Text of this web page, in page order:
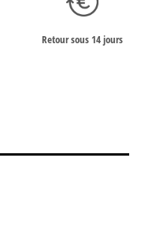
Retour sous 14 jours